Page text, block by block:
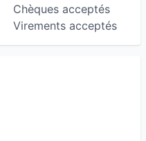
Chèques acceptés
Virements acceptés